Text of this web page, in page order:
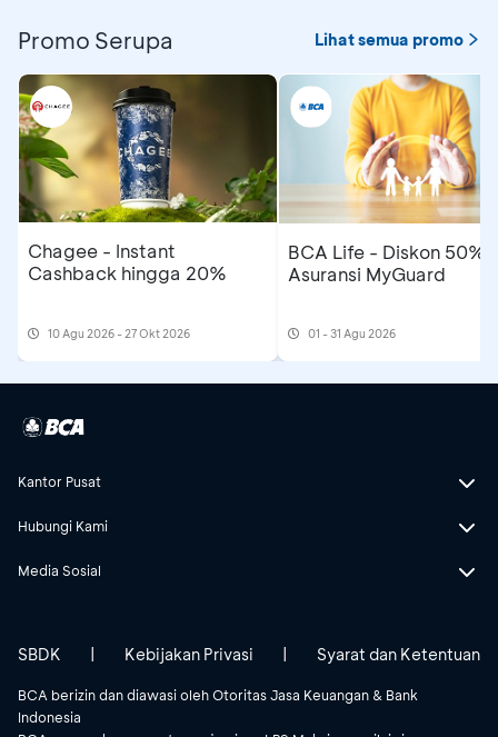
Promo Serupa Lihat semua promo
Chagee - Instant
Cashback hingga 20%
10 Agu 2026 - 27 Okt 2026
BCA Life - Diskon 50%
Asuransi MyGuard
01 - 31 Agu 2026
Kantor Pusat
Hubungi Kami
Media Sosial
BCA berizin dan diawasi oleh Otoritas Jasa Keuangan & Bank
Indonesia
SBDK | Kebijakan Privasi | Syarat dan Ketentuan